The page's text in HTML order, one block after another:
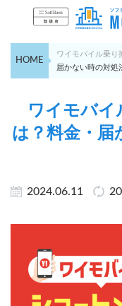
HOME
ワイモバイル乗り
届かない時の対処
ワイモバイ
は？料金・届
2024.06.11